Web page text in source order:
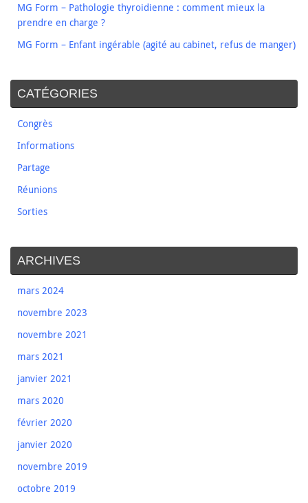
MG Form – Pathologie thyroidienne : comment mieux la
prendre en charge ?
MG Form – Enfant ingérable (agité au cabinet, refus de manger)
CATÉGORIES
Congrès
Informations
Partage
Réunions
Sorties
ARCHIVES
mars 2024
novembre 2023
novembre 2021
mars 2021
janvier 2021
mars 2020
février 2020
janvier 2020
novembre 2019
octobre 2019